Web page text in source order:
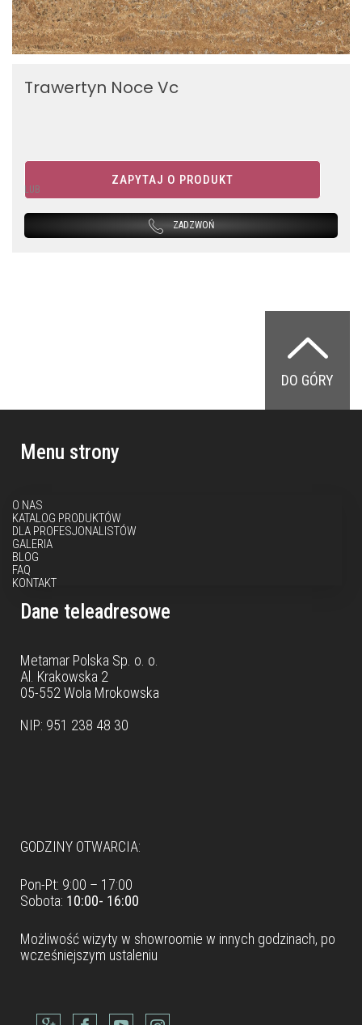
Trawertyn Noce Vc
ZAPYTAJ O PRODUKT
LUB
ZADZWOŃ
DO GÓRY
Menu strony
O NAS
KATALOG PRODUKTÓW
DLA PROFESJONALISTÓW
GALERIA
BLOG
FAQ
KONTAKT
Dane teleadresowe
Metamar Polska Sp. o. o.
Al. Krakowska 2
05-552 Wola Mrokowska
NIP: 951 238 48 30
GODZINY OTWARCIA:
Pon-Pt: 9:00 – 17:00
Sobota: 10:00- 16:00
Możliwość wizyty w showroomie w innych godzinach, po
wcześniejszym ustaleniu